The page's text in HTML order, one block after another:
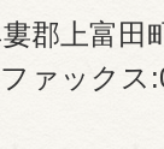
郡上富田
ァックス